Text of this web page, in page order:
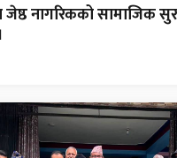
नागरिकको सामाजिक